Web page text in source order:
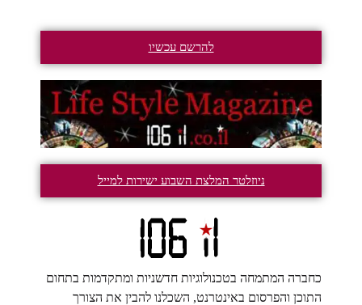
להרשם עכשיו
ניוזלטר המלצת השבוע ישירות למייל
כחברה המתמחה בטכנולוגיות חדשניות ומתקדמות בתחום
התוכן והפרסום באינטרנט, השכלנו להבין את הצורך